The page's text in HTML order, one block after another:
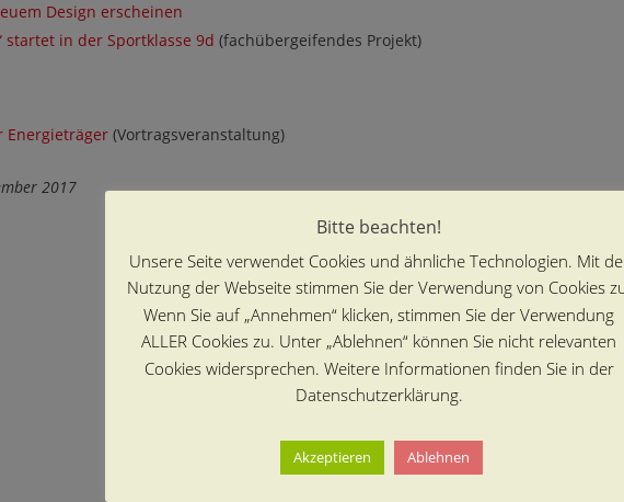
Design erscheinen
startet in der Sportklasse 9d (fachübergeifendes Projekt)
Energieträger (Vortragsveranstaltung)
2017
Bitte beachten!
Unsere Seite verwendet Cookies und ähnliche Technologien. Mit
Nutzung der Webseite stimmen Sie der Verwendung von Cookies
Wenn Sie auf „Annehmen“ klicken, stimmen Sie der Verwendung
ALLER Cookies zu. Unter „Ablehnen“ können Sie nicht relevanten
Cookies widersprechen. Weitere Informationen finden Sie in der
Datenschutzerklärung.
Akzeptieren Ablehnen